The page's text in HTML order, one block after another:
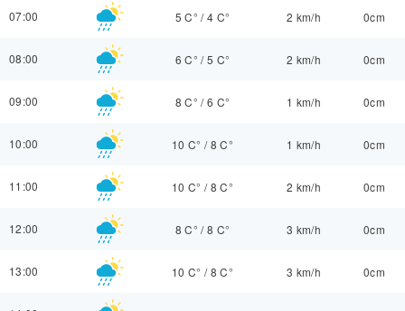
07:00 5 C° /4 C° 2 km/h 0cm
08:00 6 C° /5 C° 2 km/h 0cm
09:00 8 C° /6 C° 1 km/h 0cm
10:00 10 C° / 8 C° 1 km/h 0cm
11:00 10 C° / 8 C° 2 km/h 0cm
12:00 8 C° /8 C° 3 km/h 0cm
13:00 10 C° / 8 C° 3 km/h 0cm